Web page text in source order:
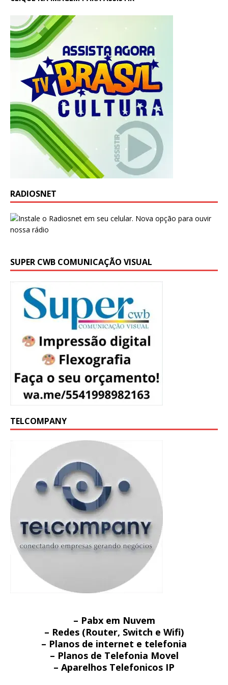
RADIOSNET
SUPER CWB COMUNICAÇÃO VISUAL
TELCOMPANY
– Pabx em Nuvem
– Redes (Router, Switch e Wifi)
– Planos de internet e telefonia
– Planos de Telefonia Movel
– Aparelhos Telefonicos IP